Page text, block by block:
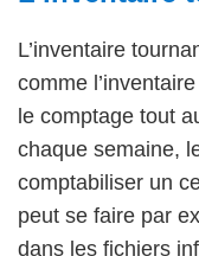
L’inventaire
comme
le comptage tout
chaque semaine,
comptabiliser un
peut se faire par
dans les fichiers